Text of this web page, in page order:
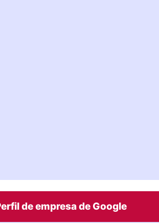
de empresa de Google